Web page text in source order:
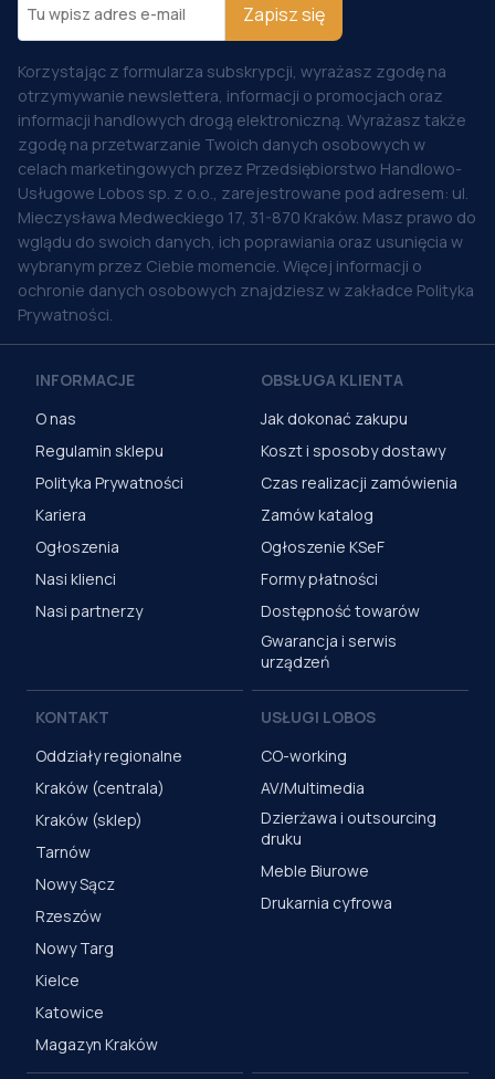
Zapisz się
Korzystając z formularza subskrypcji, wyrażasz zgodę na
otrzymywanie newslettera, informacji o promocjach oraz
informacji handlowych drogą elektroniczną. Wyrażasz także
zgodę na przetwarzanie Twoich danych osobowych w
celach marketingowych przez Przedsiębiorstwo Handlowo-
Usługowe Lobos sp. z o.o., zarejestrowane pod adresem: ul.
Mieczysława Medweckiego 17, 31-870 Kraków. Masz prawo do
wglądu do swoich danych, ich poprawiania oraz usunięcia w
wybranym przez Ciebie momencie. Więcej informacji o
ochronie danych osobowych znajdziesz w zakładce Polityka
Prywatności.
INFORMACJE
O nas
Regulamin sklepu
Polityka Prywatności
Kariera
Ogłoszenia
Nasi klienci
Nasi partnerzy
OBSŁUGA KLIENTA
Jak dokonać zakupu
Koszt i sposoby dostawy
Czas realizacji zamówienia
Zamów katalog
Ogłoszenie KSeF
Formy płatności
Dostępność towarów
Gwarancja i serwis
urządzeń
KONTAKT
Oddziały regionalne
Kraków (centrala)
Kraków (sklep)
Tarnów
Nowy Sącz
Rzeszów
Nowy Targ
Kielce
Katowice
Magazyn Kraków
USŁUGI LOBOS
CO-working
AV/Multimedia
Dzierżawa i outsourcing
druku
Meble Biurowe
Drukarnia cyfrowa